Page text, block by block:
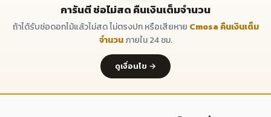
การันตี ช่อไม่สด คืนเงินเต็มจำนวน
ถ้าได้รับช่อดอกไม้แล้วไม่สด ไม่ตรงปก หรือเสียหาย Cmosa คืนเงินเต็ม
จำนวนภายใน 24 ชม.
ดูเงื่อนไข →